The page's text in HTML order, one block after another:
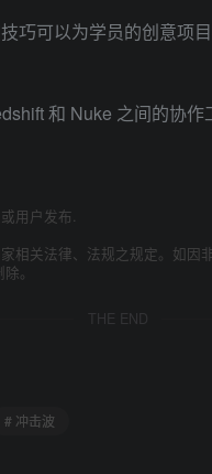
巧可以为学员的创意项
和 Nuke 之间的协
用户发布.
相关法律、法规之规定。如因
。
THE END
# 冲击波